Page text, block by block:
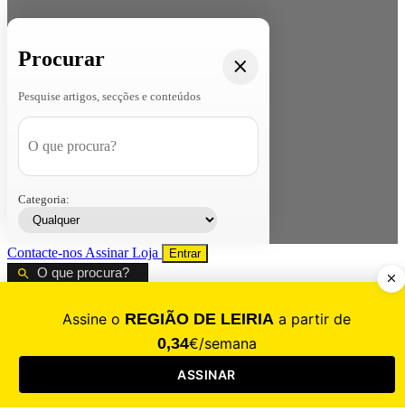
Procurar
Pesquise artigos, secções e conteúdos
Categoria:
Contacte-nos AssinarLoja Entrar